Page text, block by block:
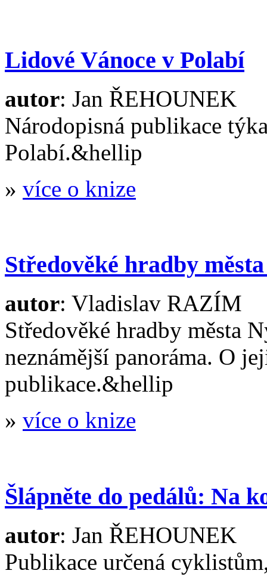
Lidové Vánoce v Polabí
autor: Jan ŘEHOUNEK
Národopisná publikace
Polabí.&hellip
» více o knize
Středověké hradby
autor: Vladislav RAZÍM
Středověké hradby města
neznámější panoráma. O
publikace.&hellip
» více o knize
Šlápněte do pedálů: Na
autor: Jan ŘEHOUNEK
Publikace určená